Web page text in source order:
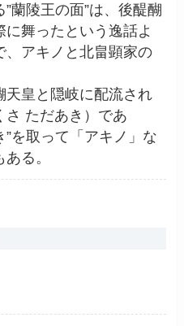
蘭陵王の面”は、後醍醐
舞ったという逸話よ
、アキノと北畠顕家の
天皇と隠岐に配流され
さ ただあき）であ
”を取って「アキノ」な
る。